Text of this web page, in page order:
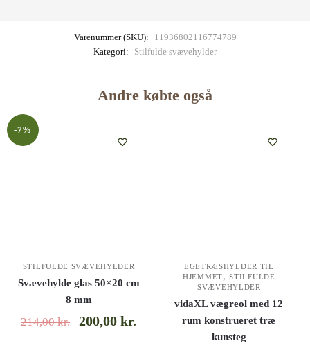
Varenummer (SKU):
11936802116774789
Kategori:
Stilfulde svævehylder
Andre købte også
-7%
STILFULDE SVÆVEHYLDER
Svævehylde glas 50×20 cm
8 mm
214,00kr. 200,00kr.
EGETRÆSHYLDER TIL
HJEMMET,STILFULDE
SVÆVEHYLDER
vidaXL vægreol med 12
rum konstrueret træ
kunsteg